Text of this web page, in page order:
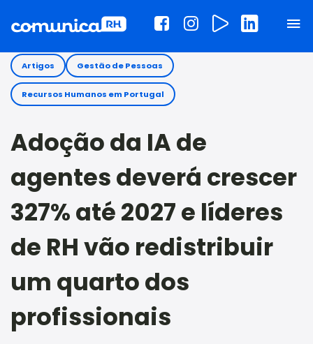
Artigos Gestão de Pessoas
Recursos Humanos em Portugal
Adoção da IA de
agentes deverá crescer
327% até 2027 e líderes
de RH vão redistribuir
um quarto dos
profissionais